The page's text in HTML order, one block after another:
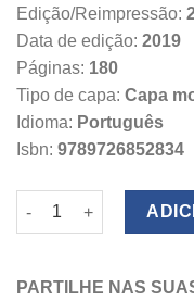
Edição/Reimpressão:
Data de edição: 2019
Páginas: 180
Tipo de capa: Capa
Idioma: Português
Isbn: 9789726852834
Quantidade de A
PARTILHE NAS